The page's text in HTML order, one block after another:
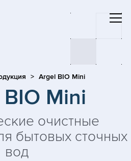
Argel BIO Mini
Mini
очистные
бытовых сточных
вод